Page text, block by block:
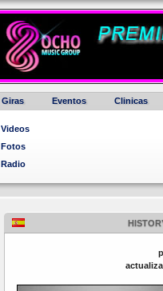
Giras Eventos Clinicas
Videos
Fotos
Radio